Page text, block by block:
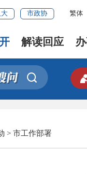
市政协 繁体
解读回应

> 市工作部署